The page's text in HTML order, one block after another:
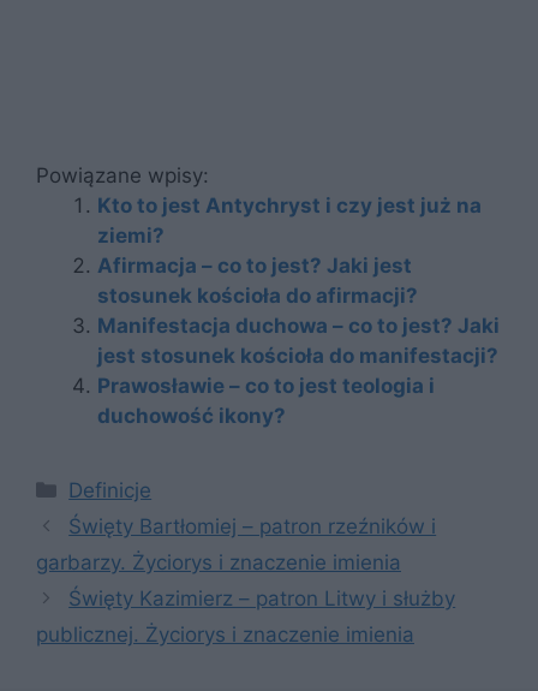
Powiązane wpisy:
Kto to jest Antychryst i czy jest już na
ziemi?
Afirmacja – co to jest? Jaki jest
stosunek kościoła do afirmacji?
Manifestacja duchowa – co to jest? Jaki
jest stosunek kościoła do manifestacji?
Prawosławie – co to jest teologia i
duchowość ikony?
Kategorie
Definicje
Święty Bartłomiej – patron rzeźników i
garbarzy. Życiorys i znaczenie imienia
Święty Kazimierz – patron Litwy i służby
publicznej. Życiorys i znaczenie imienia